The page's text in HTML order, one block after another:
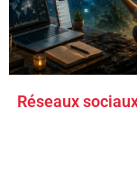
Réseaux